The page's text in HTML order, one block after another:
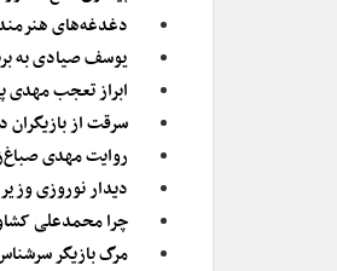
دغدغه‌های
یوسف صیادی به
ابراز تعجب
سرقت از
روایت مهدی
دیدار نوروزی
چرا محمدعلی
مرگ بازیگر